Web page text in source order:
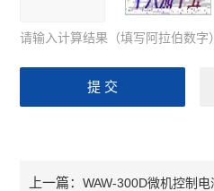
请输入计算结果（填写阿拉伯数字
上一篇：WAW-300D微机控制